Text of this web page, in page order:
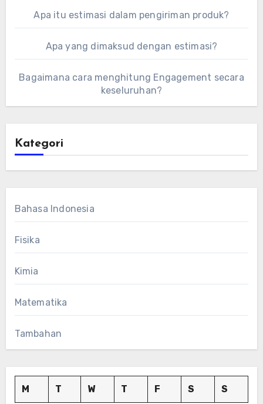
Apa itu estimasi dalam pengiriman produk?
Apa yang dimaksud dengan estimasi?
Bagaimana cara menghitung Engagement secara
keseluruhan?
Kategori
Bahasa Indonesia
Fisika
Kimia
Matematika
Tambahan
M T W T F S S